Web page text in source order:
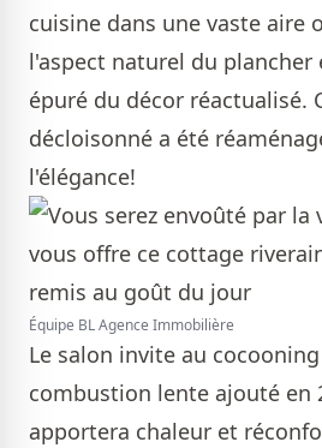
cuisine dans une vaste aire
l'aspect naturel du plancher
épuré du décor réactualisé.
décloisonné a été
l'élégance!
Équipe BL Agence Immobilière
Le salon invite au
combustion lente ajouté en
apportera chaleur et